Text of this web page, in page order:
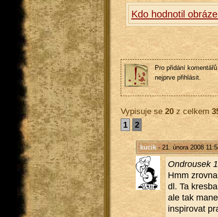
Kdo hodnotil
Pro přidání
nejprve přihlásit.
Vypisuje se 20z celkem
1
2
kucik- 21. února 2008
On­d­rou­sek
Hmm
dl. Ta
ale tak
in­spi­ro­vat